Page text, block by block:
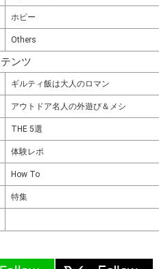
ホビー
Others
ンツ
ギルティ飯は大人のロマン
アウトドア名人の外遊び＆メシ
THE 5選
体験レポ
How To
特集